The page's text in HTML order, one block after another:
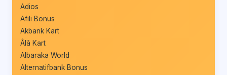
Adios
Afili Bonus
Akbank Kart
Âlâ Kart
Albaraka World
Alternatifbank Bonus